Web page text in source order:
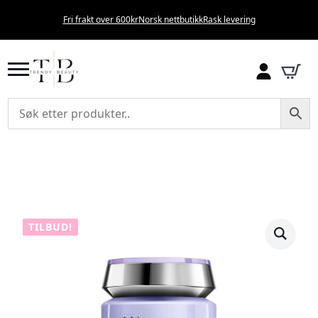
Fri frakt over 600krNorsk nettbutikkRask levering
TILBUD!